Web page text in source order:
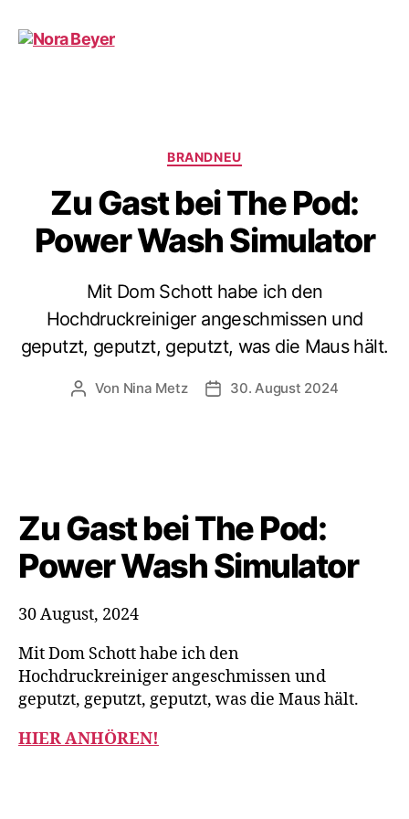
Kategorien
BRANDNEU
Zu Gast bei The Pod:
Power Wash Simulator
Mit Dom Schott habe ich den
Hochdruckreiniger angeschmissen und
geputzt, geputzt, geputzt, was die Maus hält.
Beitragsautor
Von Nina Metz Beitragsdatum
30. August 2024
Zu Gast bei The Pod:
Power Wash Simulator
30 August, 2024
Mit Dom Schott habe ich den
Hochdruckreiniger angeschmissen und
geputzt, geputzt, geputzt, was die Maus hält.
HIER ANHÖREN!